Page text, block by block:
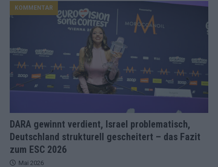
DARA gewinnt verdient, Israel problematisch,
Deutschland strukturell gescheitert – das Fazit
zum ESC 2026
KOMMENTAR
Mai 2026